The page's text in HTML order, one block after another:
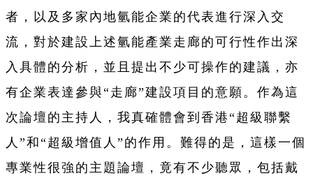
者，以及多家內地氫能企業的代表進行深入交
流，對於建設上述氫能產業走廊的可行性作出深
入具體的分析，並且提出不少可操作的建議，亦
有企業表達參與“走廊”建設項目的意願。作為這
次論壇的主持人，我真確體會到香港“超級聯繫
人”和“超級增值人”的作用。難得的是，這樣一個
專業性很強的主題論壇，竟有不少聽眾，包括戴